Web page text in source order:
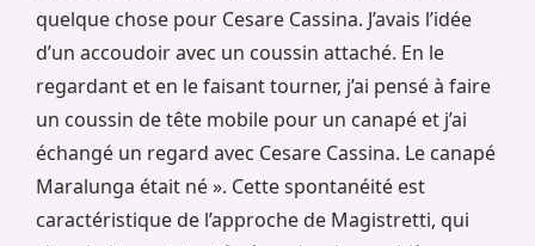
quelque chose pour Cesare Cassina. J’avais l’idée
d’un accoudoir avec un coussin attaché. En le
regardant et en le faisant tourner, j’ai pensé à faire
un coussin de tête mobile pour un canapé et j’ai
échangé un regard avec Cesare Cassina. Le canapé
Maralunga était né ». Cette spontanéité est
caractéristique de l’approche de Magistretti, qui